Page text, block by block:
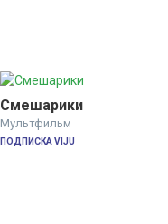
Смешарики
Мультфильм
ПОДПИСКА VIJU